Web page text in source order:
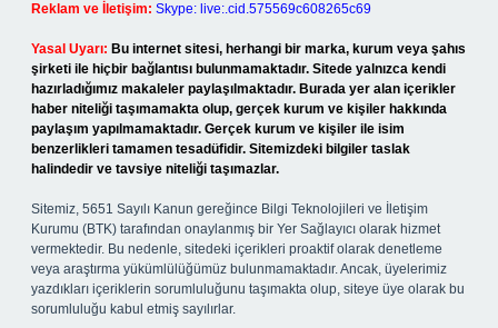
Reklam ve İletişim: Skype: live:.cid.575569c608265c69
Yasal Uyarı: Bu internet sitesi, herhangi bir marka, kurum veya şahıs
şirketi ile hiçbir bağlantısı bulunmamaktadır. Sitede yalnızca kendi
hazırladığımız makaleler paylaşılmaktadır. Burada yer alan içerikler
haber niteliği taşımamakta olup, gerçek kurum ve kişiler hakkında
paylaşım yapılmamaktadır. Gerçek kurum ve kişiler ile isim
benzerlikleri tamamen tesadüfidir. Sitemizdeki bilgiler taslak
halindedir ve tavsiye niteliği taşımazlar.
Sitemiz, 5651 Sayılı Kanun gereğince Bilgi Teknolojileri ve İletişim
Kurumu (BTK) tarafından onaylanmış bir Yer Sağlayıcı olarak hizmet
vermektedir. Bu nedenle, sitedeki içerikleri proaktif olarak denetleme
veya araştırma yükümlülüğümüz bulunmamaktadır. Ancak, üyelerimiz
yazdıkları içeriklerin sorumluluğunu taşımakta olup, siteye üye olarak bu
sorumluluğu kabul etmiş sayılırlar.